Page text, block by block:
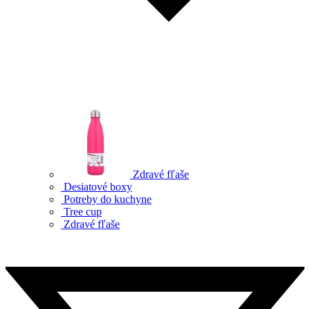
Zdravé fľaše
Desiatové boxy
Potreby do kuchyne
Tree cup
Zdravé fľaše